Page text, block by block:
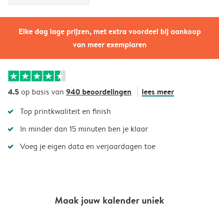
Elke dag lage prijzen, met extra voordeel bij aankoop
van meer exemplaren
4.5op basis van 940 beoordelingen lees meer
Top printkwaliteit en finish
In minder dan 15 minuten ben je klaar
Voeg je eigen data en verjaardagen toe
Maak jouw kalender uniek